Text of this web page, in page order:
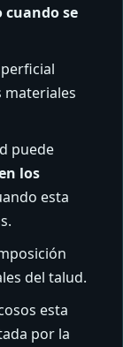
se
materiales
puede
los
esta
del talud.
esta
por la